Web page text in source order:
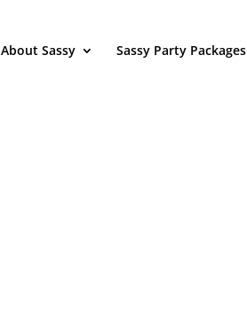
About Sassy Sassy Party Packages